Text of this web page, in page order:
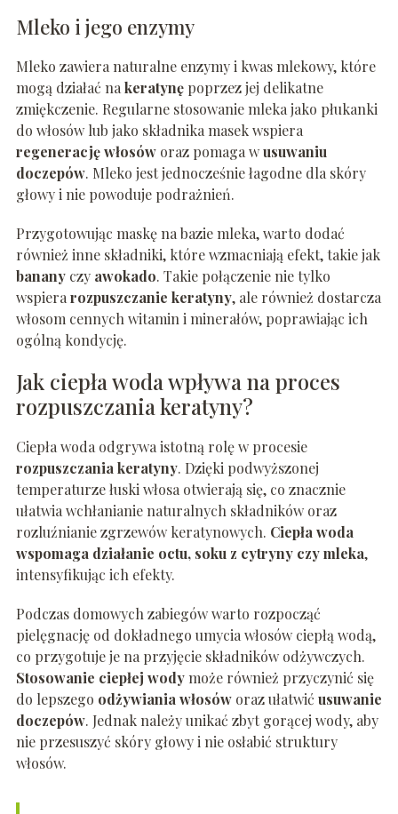
Mleko i jego enzymy
Mleko zawiera naturalne enzymy i kwas mlekowy, które
mogą działać nakeratynępoprzez jej delikatne
zmiękczenie. Regularne stosowanie mleka jako płukanki
do włosów lub jako składnika masek wspiera
regenerację włosóworaz pomaga wusuwaniu
doczepów. Mleko jest jednocześnie łagodne dla skóry
głowy i nie powoduje podrażnień.
Przygotowując maskę na bazie mleka, warto dodać
również inne składniki, które wzmacniają efekt, takie jak
bananyczy awokado. Takie połączenie nie tylko
wspierarozpuszczanie keratyny, ale również dostarcza
włosom cennych witamin i minerałów, poprawiając ich
ogólną kondycję.
Jak ciepła woda wpływa na proces
rozpuszczania keratyny?
Ciepła woda odgrywa istotną rolę w procesie
rozpuszczania keratyny. Dzięki podwyższonej
temperaturze łuski włosa otwierają się, co znacznie
ułatwia wchłanianie naturalnych składników oraz
rozluźnianie zgrzewów keratynowych. Ciepła woda
wspomaga działanie octu, soku z cytryny czy mleka,
intensyfikując ich efekty.
Podczas domowych zabiegów warto rozpocząć
pielęgnację od dokładnego umycia włosów ciepłą wodą,
co przygotuje je na przyjęcie składników odżywczych.
Stosowanie ciepłej wodymoże również przyczynić się
do lepszego odżywiania włosóworaz ułatwić usuwanie
doczepów. Jednak należy unikać zbyt gorącej wody, aby
nie przesuszyć skóry głowy i nie osłabić struktury
włosów.